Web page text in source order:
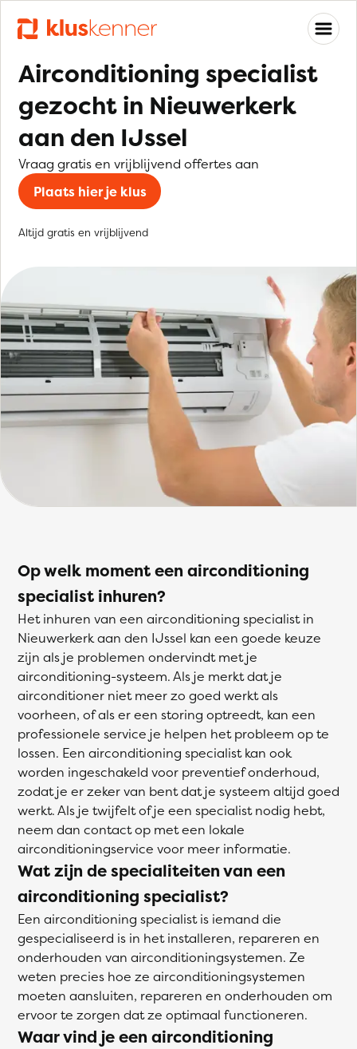
Airconditioning specialist
gezocht in Nieuwerkerk
aan den IJssel
Vraag gratis en vrijblijvend offertes aan
Plaats hier je klus
Altijd gratis en vrijblijvend
Op welk moment een airconditioning
specialist inhuren?
Het inhuren van een airconditioning specialist in
Nieuwerkerk aan den IJssel kan een goede keuze
zijn als je problemen ondervindt met je
airconditioning-systeem. Als je merkt dat je
airconditioner niet meer zo goed werkt als
voorheen, of als er een storing optreedt, kan een
professionele service je helpen het probleem op te
lossen. Een airconditioning specialist kan ook
worden ingeschakeld voor preventief onderhoud,
zodat je er zeker van bent dat je systeem altijd goed
werkt. Als je twijfelt of je een specialist nodig hebt,
neem dan contact op met een lokale
airconditioningservice voor meer informatie.
Wat zijn de specialiteiten van een
airconditioning specialist?
Een airconditioning specialist is iemand die
gespecialiseerd is in het installeren, repareren en
onderhouden van airconditioningsystemen. Ze
weten precies hoe ze airconditioningsystemen
moeten aansluiten, repareren en onderhouden om
ervoor te zorgen dat ze optimaal functioneren.
Waar vind je een airconditioning